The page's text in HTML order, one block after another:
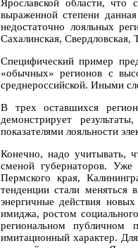
Ярославской области,
выраженной степени
недостаточно лояльных
Сахалинская, Свердловская,
Специфический пример
«обычных» регионов с
среднероссийской. Иными
В трех оставшихся
демонстрирует
показателями лояльности
Конечно, надо учитывать,
сменой губернаторов.
Пермского края,
тенденции стали меняться
энергичные действия
имиджа, ростом
региональном
имитационный характер.